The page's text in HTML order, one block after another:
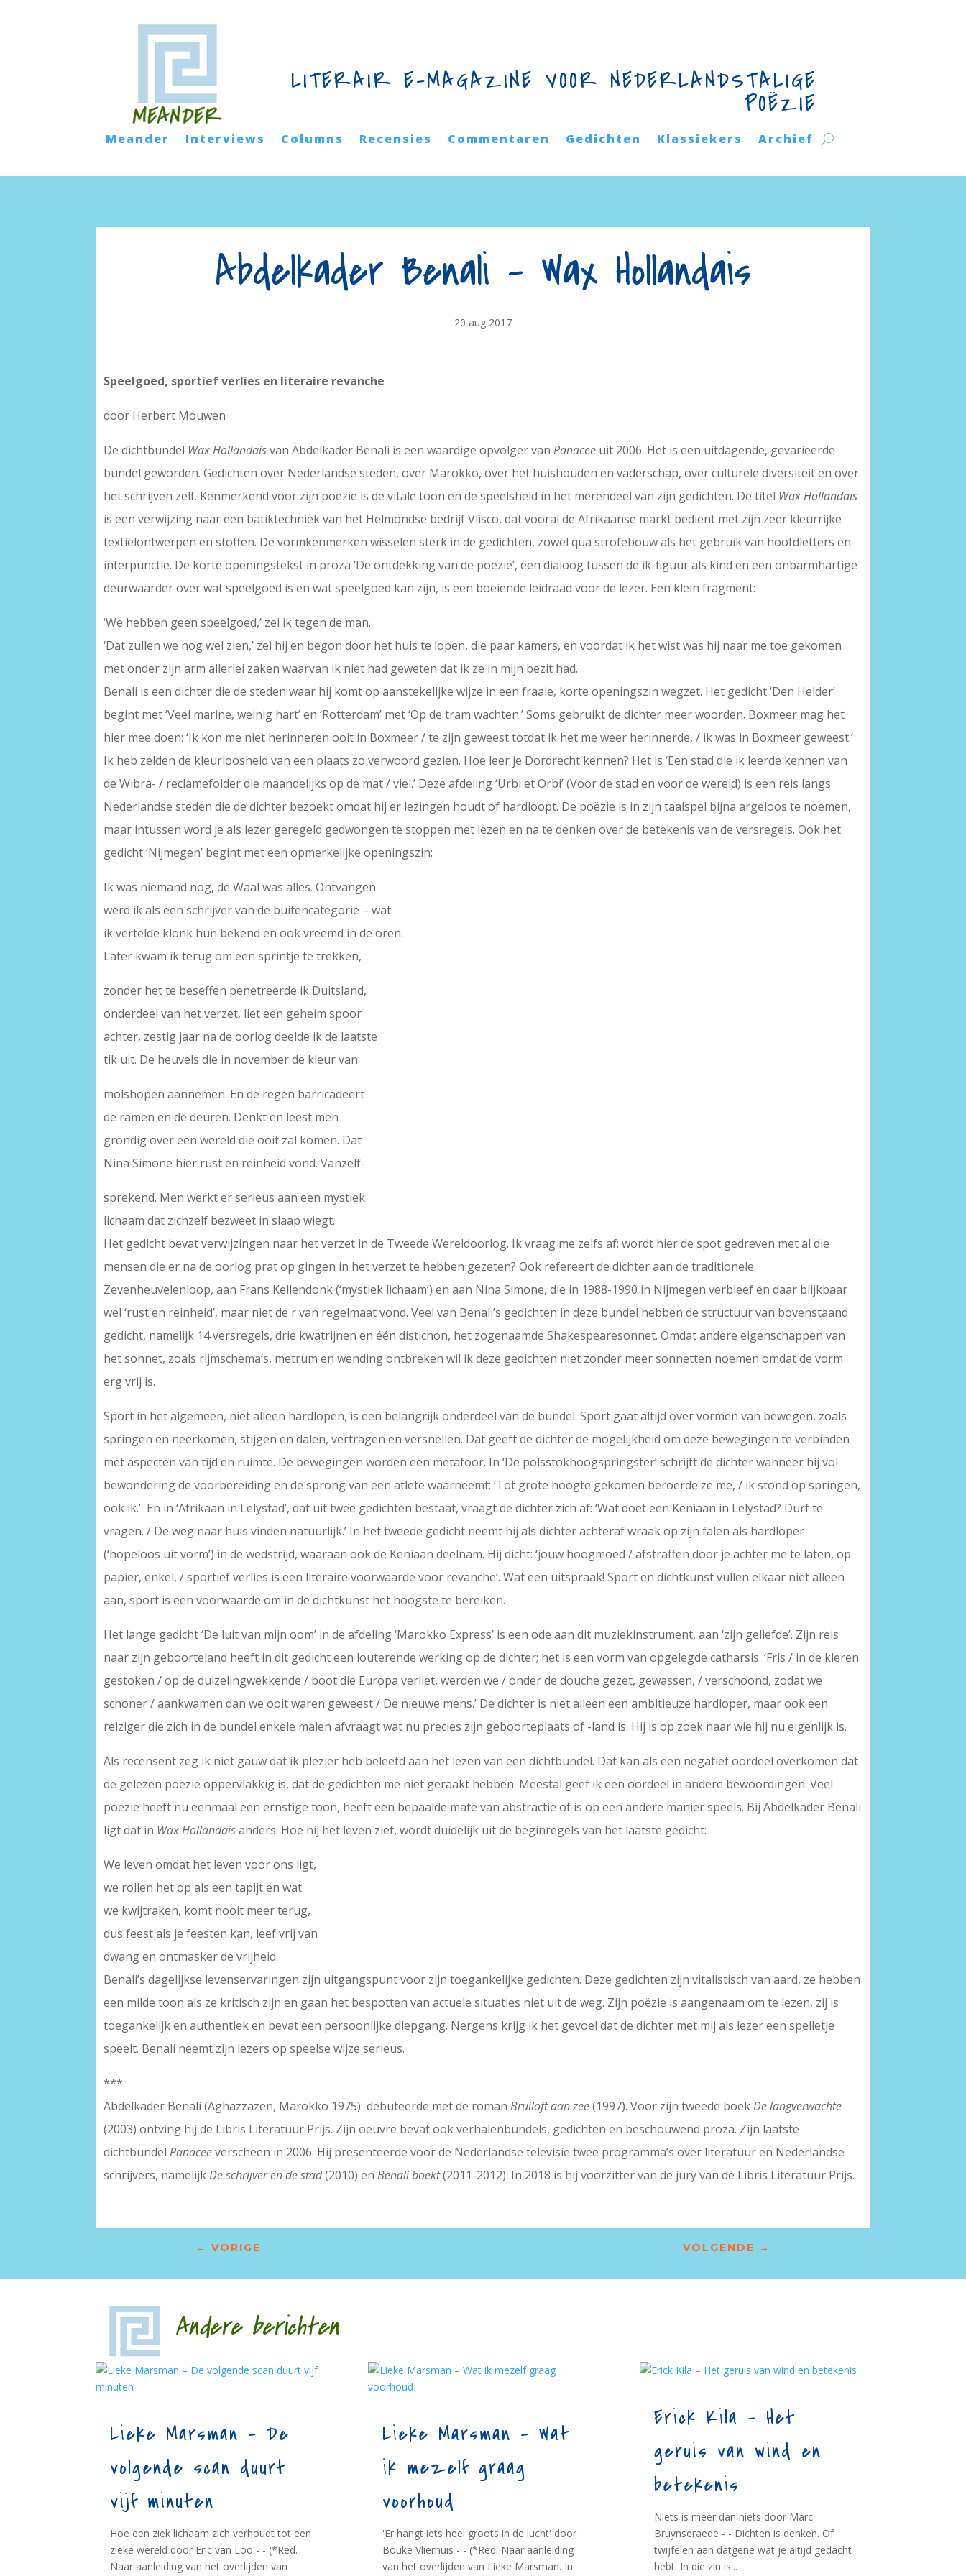
LITERAIR E-MAGAZINE VOOR NEDERLANDSTALIGE
POËZIE
Meander Interviews Columns Recensies Commentaren Gedichten Klassiekers Archief
Abdelkader Benali – Wax Hollandais
20 aug 2017
Speelgoed, sportief verlies en literaire revanche
door Herbert Mouwen
De dichtbundel Wax Hollandaisvan Abdelkader Benali is een waardige opvolger vanPanacee uit 2006. Het is een uitdagende, gevarieerde
bundel geworden. Gedichten over Nederlandse steden, over Marokko, over het huishouden en vaderschap, over culturele diversiteit en over
het schrijven zelf. Kenmerkend voor zijn poëzie is de vitale toon en de speelsheid in het merendeel van zijn gedichten. De titel Wax Hollandais
is een verwijzing naar een batiktechniek van het Helmondse bedrijf Vlisco, dat vooral de Afrikaanse markt bedient met zijn zeer kleurrijke
textielontwerpen en stoffen. De vormkenmerken wisselen sterk in de gedichten, zowel qua strofebouw als het gebruik van hoofdletters en
interpunctie. De korte openingstekst in proza ‘De ontdekking van de poëzie’, een dialoog tussen de ik-figuur als kind en een onbarmhartige
deurwaarder over wat speelgoed is en wat speelgoed kan zijn, is een boeiende leidraad voor de lezer. Een klein fragment:
‘We hebben geen speelgoed,’ zei ik tegen de man.
‘Dat zullen we nog wel zien,’ zei hij en begon door het huis te lopen, die paar kamers, en voordat ik het wist was hij naar me toe gekomen
met onder zijn arm allerlei zaken waarvan ik niet had geweten dat ik ze in mijn bezit had.
Benali is een dichter die de steden waar hij komt op aanstekelijke wijze in een fraaie, korte openingszin wegzet. Het gedicht ‘Den Helder’
begint met ‘Veel marine, weinig hart’ en ‘Rotterdam’ met ‘Op de tram wachten.’ Soms gebruikt de dichter meer woorden. Boxmeer mag het
hier mee doen: ‘Ik kon me niet herinneren ooit in Boxmeer / te zijn geweest totdat ik het me weer herinnerde, / ik was in Boxmeer geweest.’
Ik heb zelden de kleurloosheid van een plaats zo verwoord gezien. Hoe leer je Dordrecht kennen? Het is ‘Een stad die ik leerde kennen van
de Wibra- / reclamefolder die maandelijks op de mat / viel.’ Deze afdeling ‘Urbi et Orbi’ (Voor de stad en voor de wereld) is een reis langs
Nederlandse steden die de dichter bezoekt omdat hij er lezingen houdt of hardloopt. De poëzie is in zijn taalspel bijna argeloos te noemen,
maar intussen word je als lezer geregeld gedwongen te stoppen met lezen en na te denken over de betekenis van de versregels. Ook het
gedicht ‘Nijmegen’ begint met een opmerkelijke openingszin:
Ik was niemand nog, de Waal was alles. Ontvangen
werd ik als een schrijver van de buitencategorie – wat
ik vertelde klonk hun bekend en ook vreemd in de oren.
Later kwam ik terug om een sprintje te trekken,
zonder het te beseffen penetreerde ik Duitsland,
onderdeel van het verzet, liet een geheim spoor
achter, zestig jaar na de oorlog deelde ik de laatste
tik uit. De heuvels die in november de kleur van
molshopen aannemen. En de regen barricadeert
de ramen en de deuren. Denkt en leest men
grondig over een wereld die ooit zal komen. Dat
Nina Simone hier rust en reinheid vond. Vanzelf-
sprekend. Men werkt er serieus aan een mystiek
lichaam dat zichzelf bezweet in slaap wiegt.
Het gedicht bevat verwijzingen naar het verzet in de Tweede Wereldoorlog. Ik vraag me zelfs af: wordt hier de spot gedreven met al die
mensen die er na de oorlog prat op gingen in het verzet te hebben gezeten? Ook refereert de dichter aan de traditionele
Zevenheuvelenloop, aan Frans Kellendonk (‘mystiek lichaam’) en aan Nina Simone, die in 1988-1990 in Nijmegen verbleef en daar blijkbaar
wel ‘rust en reinheid’, maar niet de r van regelmaat vond. Veel van Benali’s gedichten in deze bundel hebben de structuur van bovenstaand
gedicht, namelijk 14 versregels, drie kwatrijnen en één distichon, het zogenaamde Shakespearesonnet. Omdat andere eigenschappen van
het sonnet, zoals rijmschema’s, metrum en wending ontbreken wil ik deze gedichten niet zonder meer sonnetten noemen omdat de vorm
erg vrij is.
Sport in het algemeen, niet alleen hardlopen, is een belangrijk onderdeel van de bundel. Sport gaat altijd over vormen van bewegen, zoals
springen en neerkomen, stijgen en dalen, vertragen en versnellen. Dat geeft de dichter de mogelijkheid om deze bewegingen te verbinden
met aspecten van tijd en ruimte. De bewegingen worden een metafoor. In ‘De polsstokhoogspringster’ schrijft de dichter wanneer hij vol
bewondering de voorbereiding en de sprong van een atlete waarneemt: ‘Tot grote hoogte gekomen beroerde ze me, / ik stond op springen,
ook ik.’ En in ‘Afrikaan in Lelystad’, dat uit twee gedichten bestaat, vraagt de dichter zich af: ‘Wat doet een Keniaan in Lelystad? Durf te
vragen. / De weg naar huis vinden natuurlijk.’ In het tweede gedicht neemt hij als dichter achteraf wraak op zijn falen als hardloper
(‘hopeloos uit vorm’) in de wedstrijd, waaraan ook de Keniaan deelnam. Hij dicht: ‘jouw hoogmoed / afstraffen door je achter me te laten, op
papier, enkel, / sportief verlies is een literaire voorwaarde voor revanche’. Wat een uitspraak! Sport en dichtkunst vullen elkaar niet alleen
aan, sport is een voorwaarde om in de dichtkunst het hoogste te bereiken.
Het lange gedicht ‘De luit van mijn oom’ in de afdeling ‘Marokko Express’ is een ode aan dit muziekinstrument, aan ‘zijn geliefde’. Zijn reis
naar zijn geboorteland heeft in dit gedicht een louterende werking op de dichter; het is een vorm van opgelegde catharsis: ‘Fris / in de kleren
gestoken / op de duizelingwekkende / boot die Europa verliet, werden we / onder de douche gezet, gewassen, / verschoond, zodat we
schoner / aankwamen dan we ooit waren geweest / De nieuwe mens.’ De dichter is niet alleen een ambitieuze hardloper, maar ook een
reiziger die zich in de bundel enkele malen afvraagt wat nu precies zijn geboorteplaats of -land is. Hij is op zoek naar wie hij nu eigenlijk is.
Als recensent zeg ik niet gauw dat ik plezier heb beleefd aan het lezen van een dichtbundel. Dat kan als een negatief oordeel overkomen dat
de gelezen poëzie oppervlakkig is, dat de gedichten me niet geraakt hebben. Meestal geef ik een oordeel in andere bewoordingen. Veel
poëzie heeft nu eenmaal een ernstige toon, heeft een bepaalde mate van abstractie of is op een andere manier speels. Bij Abdelkader Benali
ligt dat in Wax Hollandaisanders. Hoe hij het leven ziet, wordt duidelijk uit de beginregels van het laatste gedicht:
We leven omdat het leven voor ons ligt,
we rollen het op als een tapijt en wat
we kwijtraken, komt nooit meer terug,
dus feest als je feesten kan, leef vrij van
dwang en ontmasker de vrijheid.
Benali’s dagelijkse levenservaringen zijn uitgangspunt voor zijn toegankelijke gedichten. Deze gedichten zijn vitalistisch van aard, ze hebben
een milde toon als ze kritisch zijn en gaan het bespotten van actuele situaties niet uit de weg. Zijn poëzie is aangenaam om te lezen, zij is
toegankelijk en authentiek en bevat een persoonlijke diepgang. Nergens krijg ik het gevoel dat de dichter met mij als lezer een spelletje
speelt. Benali neemt zijn lezers op speelse wijze serieus.
***
Abdelkader Benali (Aghazzazen, Marokko 1975) debuteerde met de romanBruiloft aan zee(1997). Voor zijn tweede boekDe langverwachte
(2003) ontving hij de Libris Literatuur Prijs. Zijn oeuvre bevat ook verhalenbundels, gedichten en beschouwend proza. Zijn laatste
dichtbundelPanaceeverscheen in 2006. Hij presenteerde voor de Nederlandse televisie twee programma’s over literatuur en Nederlandse
schrijvers, namelijkDe schrijver en de stad(2010) enBenali boekt(2011-2012). In 2018 is hij voorzitter van de jury van de Libris Literatuur Prijs.
← VORIGE VOLGENDE →
Andere berichten
Lieke Marsman – De
volgende scan duurt
vijf minuten
Hoe een ziek lichaam zich verhoudt tot een
zieke wereld door Eric van Loo - - (*Red.
Naar aanleiding van het overlijden van
Lieke Marsman – Wat
ik mezelf graag
voorhoud
'Er hangt iets heel groots in de lucht' door
Bouke Vlierhuis - - (*Red. Naar aanleiding
van het overlijden van Lieke Marsman. In
Erick Kila – Het
geruis van wind en
betekenis
Niets is meer dan niets door Marc
Bruynseraede - - Dichten is denken. Of
twijfelen aan datgene wat je altijd gedacht
hebt. In die zin is...